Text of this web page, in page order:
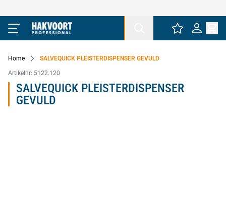
Ga naar de inhoud
Home SALVEQUICK PLEISTERDISPENSER GEVULD
Artikelnr: 5122.120
SALVEQUICK PLEISTERDISPENSER
GEVULD